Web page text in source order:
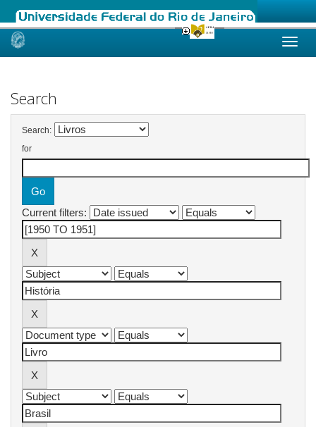
Skip
Search
Search:
for
Current filters: